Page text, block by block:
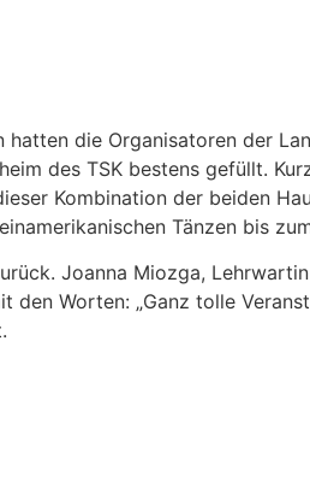
die Organisatoren der
des TSK bestens gefüllt.
Kombination der beiden
Tänzen bis
Joanna Miozga,
Worten: „Ganz tolle